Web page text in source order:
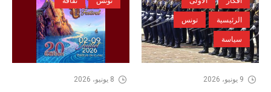
الرئيسية
تونس
سياسة
9 يونيو، 2026 8 يونيو، 2026